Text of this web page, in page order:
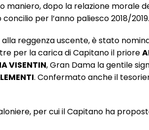
maniero, dopo la relazione morale
per l’anno paliesco 2018/2019.
reggenza uscente, è stato
per la carica di Capitano il priore
VISENTIN, Gran Dama la gentile
. Confermato anche il
per cui il Capitano ha